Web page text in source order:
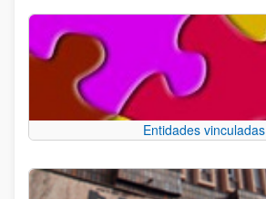
Entidades vinculadas